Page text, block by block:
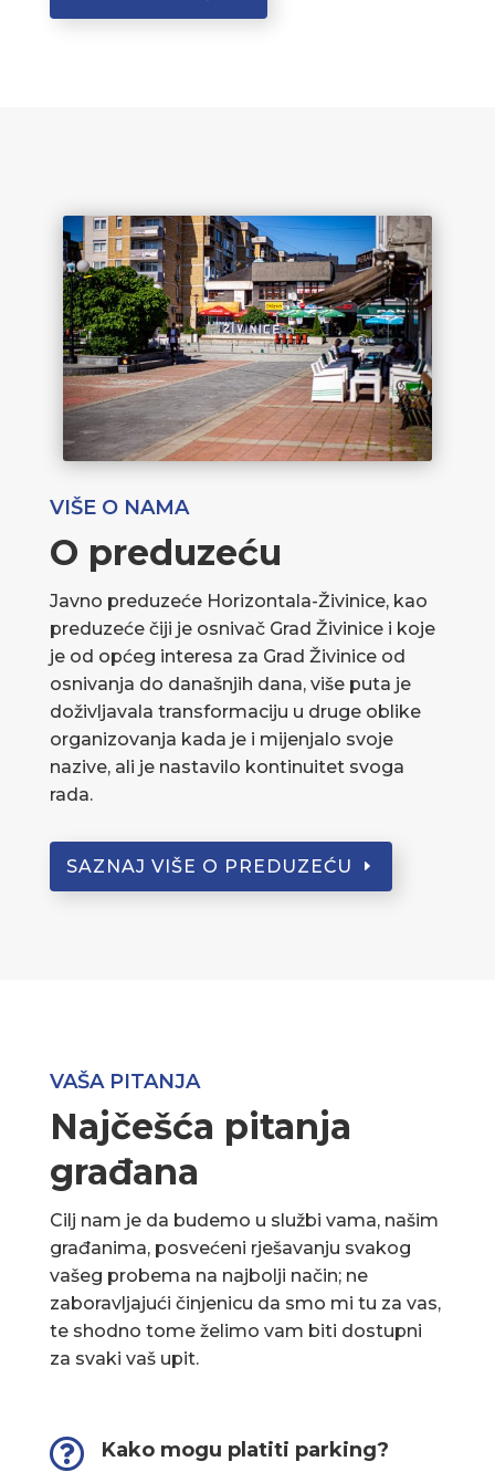
VIŠE O NAMA
O preduzeću
Javno preduzeće Horizontala-Živinice, kao
preduzeće čiji je osnivač Grad Živinice i koje
je od općeg interesa za Grad Živinice od
osnivanja do današnjih dana, više puta je
doživljavala transformaciju u druge oblike
organizovanja kada je i mijenjalo svoje
nazive, ali je nastavilo kontinuitet svoga
rada.
SAZNAJ VIŠE O PREDUZEĆU
VAŠA PITANJA
Najčešća pitanja
građana
Cilj nam je da budemo u službi vama, našim
građanima, posvećeni rješavanju svakog
vašeg probema na najbolji način; ne
zaboravljajući činjenicu da smo mi tu za vas,
te shodno tome želimo vam biti dostupni
za svaki vaš upit.
 Kako mogu platiti parking?